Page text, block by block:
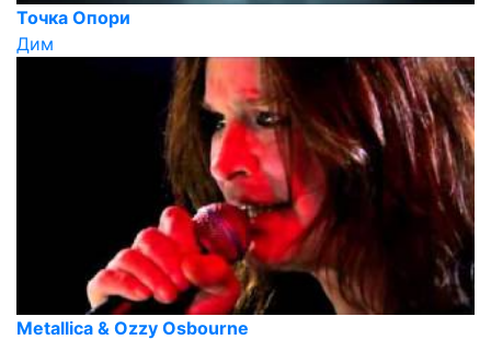
Точка Опори
Дим
Metallica & Ozzy Osbourne